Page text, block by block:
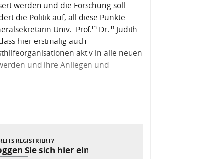
werden und die Forschung soll
die Politik auf, all diese Punkte
Univ.- Prof.in Dr.in Judith
hier erstmalig auch
aktiv in alle neuen
und ihre Anliegen und
REGISTRIERT?
Sie sich hier ein